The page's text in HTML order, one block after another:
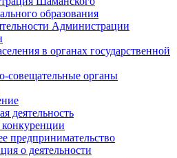
образования
Администрации
в органах государственной
совещательные органы
деятельность
конкуренции
предпринимательство
о деятельности